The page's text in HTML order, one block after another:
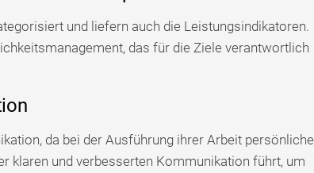
und liefern auch die Leistungsindikatoren.
das für die Ziele verantwortlich
da bei der Ausführung ihrer Arbeit persönliche
klaren und verbesserten Kommunikation führt, um